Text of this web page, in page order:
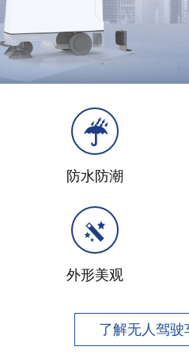
防水防潮
外形美观
了解无人驾驶